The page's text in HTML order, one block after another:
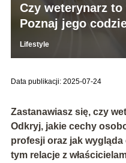
Czy weterynarz
Poznaj jego
Lifestyle
Data publikacji: 2025-07-24
Zastanawiasz się, czy
Odkryj, jakie cechy
profesji oraz jak
tym relacje z